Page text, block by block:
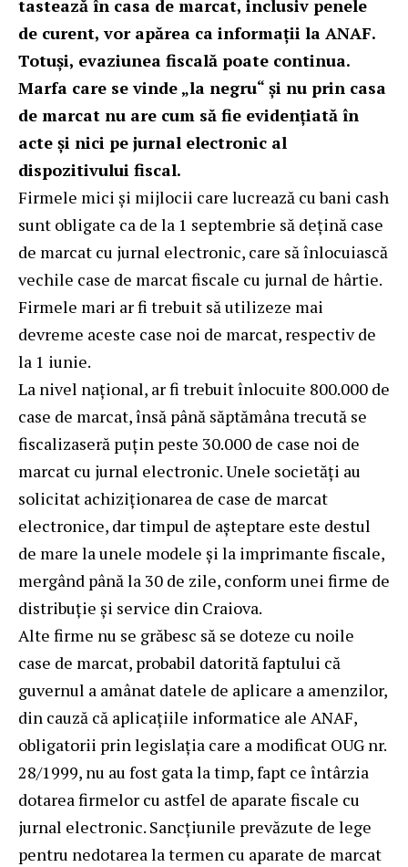
tastează în casa de marcat, inclusiv penele
de curent, vor apărea ca informații la ANAF.
Totuși, evaziunea fiscală poate continua.
Marfa care se vinde „la negru“ și nu prin casa
de marcat nu are cum să fie evidențiată în
acte și nici pe jurnal electronic al
dispozitivului fiscal.
Firmele mici și mijlocii care lucrează cu bani cash
sunt obligate ca de la 1 septembrie să dețină case
de marcat cu jurnal electronic, care să înlocuiască
vechile case de marcat fiscale cu jurnal de hârtie.
Firmele mari ar fi trebuit să utilizeze mai
devreme aceste case noi de marcat, respectiv de
la 1 iunie.
La nivel național, ar fi trebuit înlocuite 800.000 de
case de marcat, însă până săptămâna trecută se
fiscalizaseră puțin peste 30.000 de case noi de
marcat cu jurnal electronic. Unele societăți au
solicitat achiziționarea de case de marcat
electronice, dar timpul de așteptare este destul
de mare la unele modele și la imprimante fiscale,
mergând până la 30 de zile, conform unei firme de
distribuție și service din Craiova.
Alte firme nu se grăbesc să se doteze cu noile
case de marcat, probabil datorită faptului că
guvernul a amânat datele de aplicare a amenzilor,
din cauză că aplicațiile informatice ale ANAF,
obligatorii prin legislația care a modificat OUG nr.
28/1999, nu au fost gata la timp, fapt ce întârzia
dotarea firmelor cu astfel de aparate fiscale cu
jurnal electronic. Sancțiunile prevăzute de lege
pentru nedotarea la termen cu aparate de marcat